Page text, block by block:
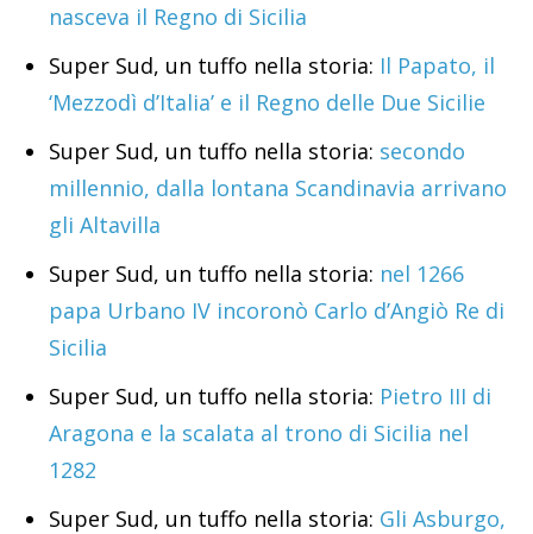
nasceva il Regno di Sicilia
Super Sud, un tuffo nella storia: Il Papato, il
‘Mezzodì d’Italia’ e il Regno delle Due Sicilie
Super Sud, un tuffo nella storia: secondo
millennio, dalla lontana Scandinavia arrivano
gli Altavilla
Super Sud, un tuffo nella storia: nel 1266
papa Urbano IV incoronò Carlo d’Angiò Re di
Sicilia
Super Sud, un tuffo nella storia: Pietro III di
Aragona e la scalata al trono di Sicilia nel
1282
Super Sud, un tuffo nella storia: Gli Asburgo,